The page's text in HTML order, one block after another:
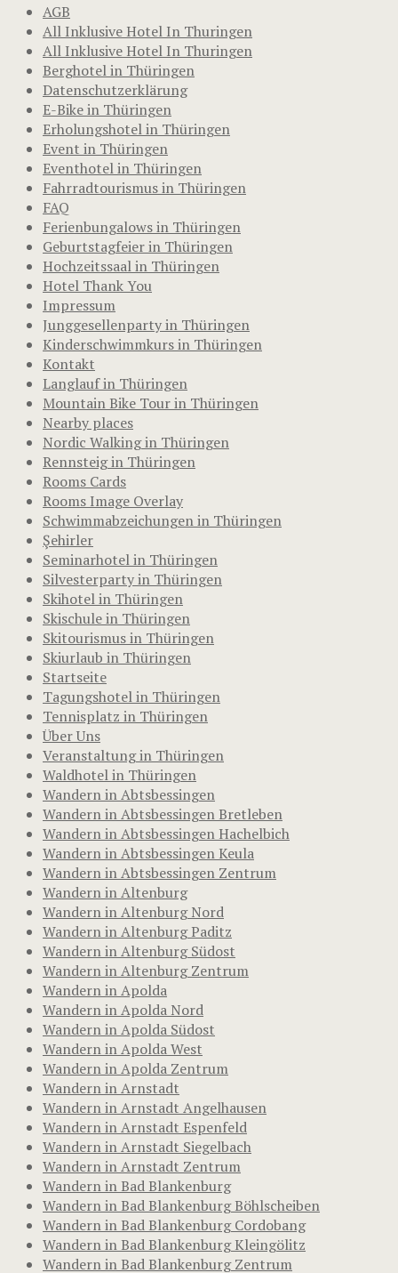
AGB
All Inklusive Hotel In Thuringen
All Inklusive Hotel In Thuringen
Berghotel in Thüringen
Datenschutzerklärung
E-Bike in Thüringen
Erholungshotel in Thüringen
Event in Thüringen
Eventhotel in Thüringen
Fahrradtourismus in Thüringen
FAQ
Ferienbungalows in Thüringen
Geburtstagfeier in Thüringen
Hochzeitssaal in Thüringen
Hotel Thank You
Impressum
Junggesellenparty in Thüringen
Kinderschwimmkurs in Thüringen
Kontakt
Langlauf in Thüringen
Mountain Bike Tour in Thüringen
Nearby places
Nordic Walking in Thüringen
Rennsteig in Thüringen
Rooms Cards
Rooms Image Overlay
Schwimmabzeichungen in Thüringen
Şehirler
Seminarhotel in Thüringen
Silvesterparty in Thüringen
Skihotel in Thüringen
Skischule in Thüringen
Skitourismus in Thüringen
Skiurlaub in Thüringen
Startseite
Tagungshotel in Thüringen
Tennisplatz in Thüringen
Über Uns
Veranstaltung in Thüringen
Waldhotel in Thüringen
Wandern in Abtsbessingen
Wandern in Abtsbessingen Bretleben
Wandern in Abtsbessingen Hachelbich
Wandern in Abtsbessingen Keula
Wandern in Abtsbessingen Zentrum
Wandern in Altenburg
Wandern in Altenburg Nord
Wandern in Altenburg Paditz
Wandern in Altenburg Südost
Wandern in Altenburg Zentrum
Wandern in Apolda
Wandern in Apolda Nord
Wandern in Apolda Südost
Wandern in Apolda West
Wandern in Apolda Zentrum
Wandern in Arnstadt
Wandern in Arnstadt Angelhausen
Wandern in Arnstadt Espenfeld
Wandern in Arnstadt Siegelbach
Wandern in Arnstadt Zentrum
Wandern in Bad Blankenburg
Wandern in Bad Blankenburg Böhlscheiben
Wandern in Bad Blankenburg Cordobang
Wandern in Bad Blankenburg Kleingölitz
Wandern in Bad Blankenburg Zentrum